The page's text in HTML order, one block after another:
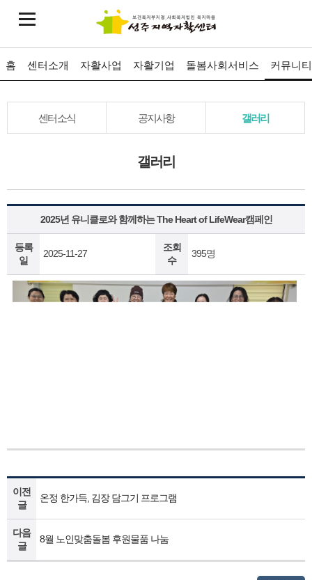
홈 센터소개 자활사업 자활기업 돌봄사회서비스 커뮤니티
센터소식 공지사항 갤러리
갤러리
2025년 유니클로와 함께하는 The Heart of LifeWear캠페인
등록
일
2025-11-27
조회
수
395명
이전
글
온정 한가득, 김장 담그기 프로그램
다음
글
8월 노인맞춤돌봄 후원물품 나눔